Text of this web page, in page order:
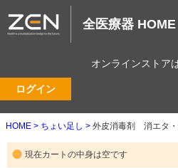
全医療器 HOME
オンラインストア
ログイン
HOME ちょい足し 外皮消毒剤 消エタ
現在カートの中身は空です